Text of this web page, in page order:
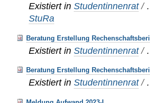
Existiert in Studentinnenrat /
StuRa
Beratung Erstellung
Existiert in Studentinnenrat /
Beratung Erstellung
Existiert in Studentinnenrat /